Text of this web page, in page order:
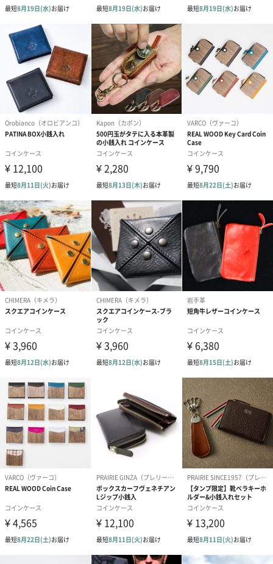
名前刻印が可能です
ご本人の名前やイニシャルを入れて、より特別のアイテムに。
名入れ文字最大【10文字】まで
※刻印可能文字：アルファベット、数字、一部記号（詳細画像を
ご確認ください）
※各版の数に制限があります※
【大文字】母音…各4個、子音…各1～2個
【小文字】母音…各4個、子音…各1～3個
【数字/記号】各1～2個
革タグで作ったオリジナルのリボンシール
プレゼントの用途に合わせてお選びください。
・Present for you（一般のプレゼント向け）
・Happy Birthday ！（誕生日用）
・Congratulations !（お祝い用）
・Thank you so much（お礼用）
・Happy Father's Day（父の日用）
・Merry Christmas !（クリスマス用）
・Happy Valentine's Day（バレンタイン用）
・Happy White Day（ホワイトデー用）
できる大人の本革アイテム CLuaR（シールアル）
～ビジネスパーソンの定番アイテムに Colors（個性）を～
持つことでスマートな印象を見せることができ、自身のステータ
スやモチベーションを高めてくれる本革素材のアイテム。バイカ